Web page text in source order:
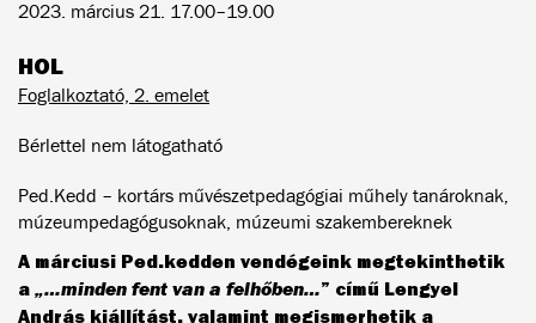
2023. március 21. 17.00–19.00
HOL
Foglalkoztató, 2. emelet
Bérlettel nem látogatható
Ped.Kedd – kortárs művészetpedagógiai műhely tanároknak,
múzeumpedagógusoknak, múzeumi szakembereknek
A márciusi Ped.kedden vendégeink megtekinthetik
a „…minden fent van a felhőben…” című Lengyel
András kiállítást, valamint megismerhetik a